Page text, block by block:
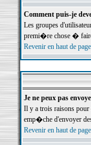
Comment puis-je
Les groupes
premi�re chose � faire
Revenir en haut de page
Je ne peux pas
Il y a trois raisons
emp�che d'envoyer
Revenir en haut de page